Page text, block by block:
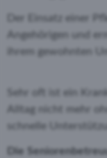
Der Einsatz einer
Angehörigen und
ihrem gewohnten
Sehr oft ist ein
Alltag nicht mehr
schnelle
Die